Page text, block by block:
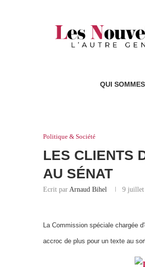
QUI
Politique & Société
LES CLIENTS
AU SÉNAT
Ecrit par Arnaud Bihel 9 juillet
La Commission spéciale chargée
accroc de plus pour un texte au